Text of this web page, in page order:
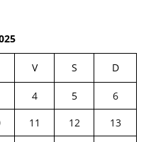
V S D
4 5
6
11 12
13